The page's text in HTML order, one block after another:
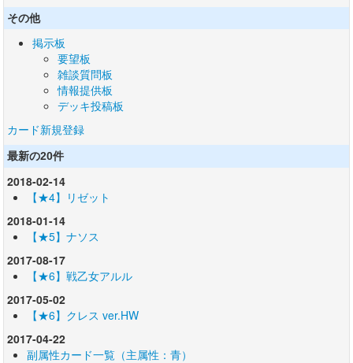
その他
掲示板
要望板
雑談質問板
情報提供板
デッキ投稿板
カード新規登録
最新の20件
2018-02-14
【★4】リゼット
2018-01-14
【★5】ナソス
2017-08-17
【★6】戦乙女アルル
2017-05-02
【★6】クレス ver.HW
2017-04-22
副属性カード一覧（主属性：青）